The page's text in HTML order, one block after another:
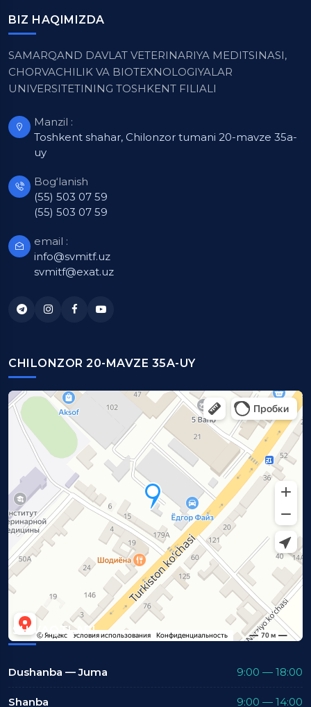
BIZ HAQIMIZDA
SAMARQAND DAVLAT VETERINARIYA MEDITSINASI,
CHORVACHILIK VA BIOTEXNOLOGIYALAR
UNIVERSITETINING TOSHKENT FILIALI
Manzil :
Toshkent shahar, Chilonzor tumani 20-mavze 35a-
uy
Bog‘lanish
(55) 503 07 59
(55) 503 07 59
email :
info@svmitf.uz
svmitf@exat.uz
CHILONZOR 20-MAVZE 35A-UY
ISH VAQTLARI
Dushanba — Juma 9:00 — 18:00
Shanba 9:00 — 14:00